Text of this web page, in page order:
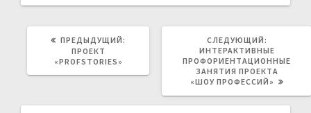
ПРЕДЫДУЩИЙ:
ПРОЕКТ
«PROFSTORIES»
СЛЕДУЮЩИЙ:
ЗАПИСЬ:
ИНТЕРАКТИВНЫЕ
ПРОФОРИЕНТАЦИОННЫЕ
ЗАНЯТИЯ ПРОЕКТА
«ШОУ ПРОФЕССИЙ»